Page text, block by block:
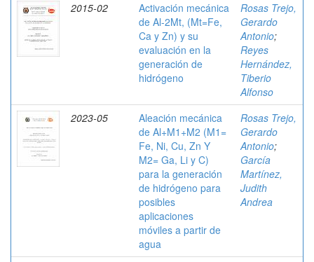
2015-02
Activación mecánica
de Al-2Mt, (Mt=Fe,
Ca y Zn) y su
evaluación en la
generación de
hidrógeno
Rosas Trejo,
Gerardo
Antonio;
Reyes
Hernández,
Tiberio
Alfonso
2023-05
Aleación mecánica
de Al+M1+M2 (M1=
Fe, Ni, Cu, Zn Y
M2= Ga, Li y C)
para la generación
de hidrógeno para
posibles
aplicaciones
móviles a partir de
agua
Rosas Trejo,
Gerardo
Antonio;
García
Martínez,
Judith
Andrea